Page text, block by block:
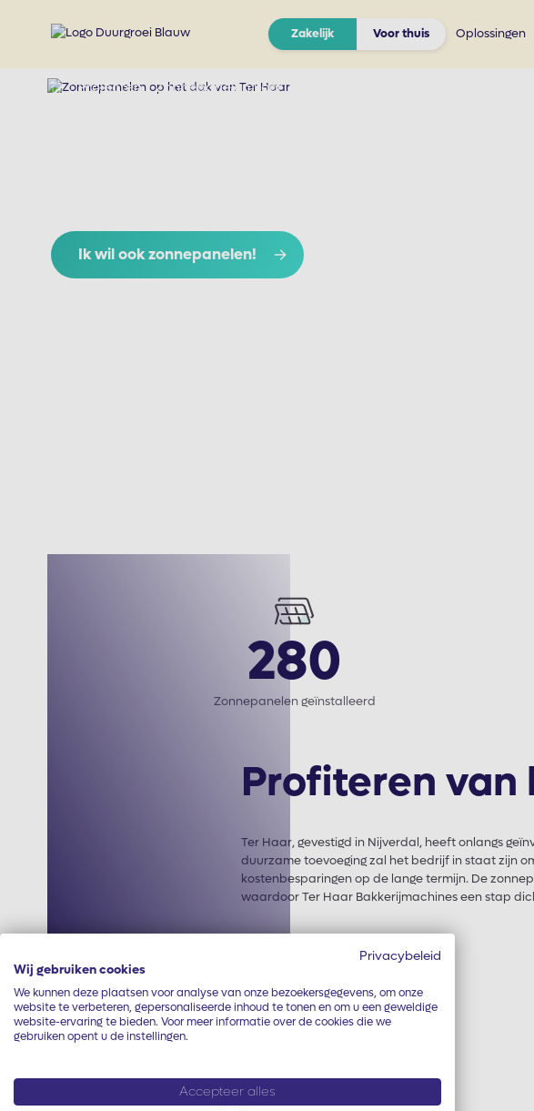
Zakelijk Voor thuis Oplossingen
Projecten Zonnepanelen voor Ter Haar
Ik wil ook zonnepanelen!
280
Zonnepanelen geïnstalleerd
Profiteren van
Ter Haar, gevestigd in Nijverdal, heeft onlangs
duurzame toevoeging zal het bedrijf in staat zijn
kostenbesparingen op de lange termijn. De
waardoor Ter Haar Bakkerijmachines een stap
zonnepanelen in Nijverdal?
Deel dit project
Privacybeleid
Wij gebruiken cookies
We kunnen deze plaatsen voor analyse van onze bezoekersgegevens, om onze
website te verbeteren, gepersonaliseerde inhoud te tonen en om u een geweldige
website-ervaring te bieden. Voor meer informatie over de cookies die we
gebruiken opent u de instellingen.
Accepteer alles